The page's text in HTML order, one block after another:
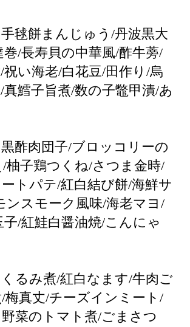
手毬餅まんじゅう/丹波黒大
巻/長寿貝の中華風/酢牛蒡/
祝い海老/白花豆/田作り/烏
真鱈子旨煮/数の子鼈甲漬/あ
黒酢肉団子/ブロッコリーの
柚子鶏つくね/さつま金時/
トパテ/紅白結び餅/海鮮サ
ンスモーク風味/海老マヨ/
子/紅鮭白醤油焼/こんにゃ
くるみ煮/紅白なます/牛肉ご
梅真丈/チーズインミート/
菜のトマト煮/ごまさつ